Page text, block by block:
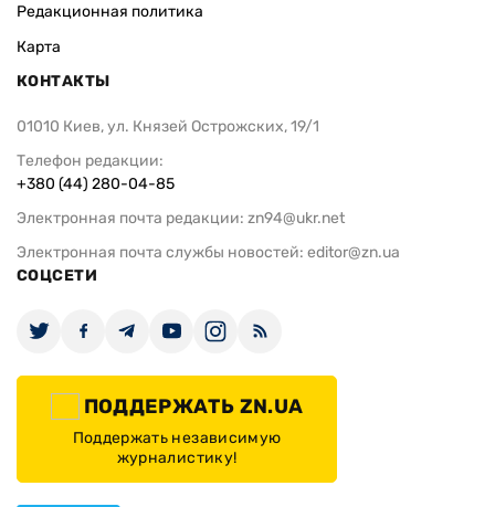
Редакционная политика
Карта
КОНТАКТЫ
01010 Киев, ул. Князей Острожских, 19/1
Телефон редакции:
+380 (44) 280-04-85
Электронная почта редакции: zn94@ukr.net
Электронная почта службы новостей: editor@zn.ua
СОЦСЕТИ
ПОДДЕРЖАТЬ ZN.UA
Поддержать независимую
журналистику!